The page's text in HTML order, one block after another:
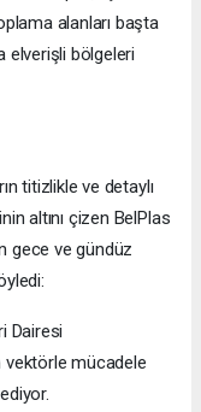
alanları başta
elverişli bölgeleri
titizlikle ve detaylı
altını çizen BelPlas
gece ve gündüz
Dairesi
vektörle mücadele